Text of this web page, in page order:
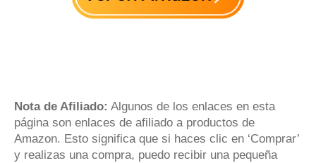
Nota de Afiliado: Algunos de los enlaces en esta
página son enlaces de afiliado a productos de
Amazon. Esto significa que si haces clic en ‘Comprar’
y realizas una compra, puedo recibir una pequeña